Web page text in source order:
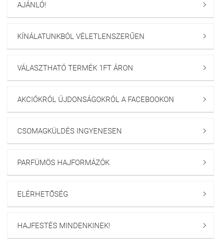
AJÁNLÓ! 
KÍNÁLATUNKBÓL VÉLETLENSZERŰEN 
VÁLASZTHATÓ TERMÉK 1FT ÁRON 
AKCIÓKRÓL ÚJDONSÁGOKRÓL A FACEBOOKON 
CSOMAGKÜLDÉS INGYENESEN 
PARFÜMÖS HAJFORMÁZÓK 
ELÉRHETŐSÉG 
HAJFESTÉS MINDENKINEK! 